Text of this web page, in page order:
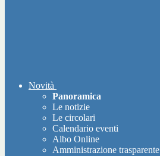
Novità
Panoramica
Le notizie
Le circolari
Calendario eventi
Albo Online
Amministrazione trasparente